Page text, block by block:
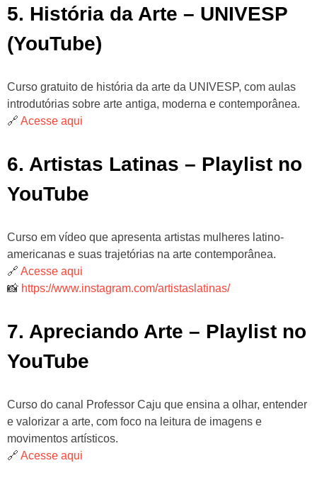
5. História da Arte – UNIVESP
(YouTube)
Curso gratuito de história da arte da UNIVESP, com aulas
introdutórias sobre arte antiga, moderna e contemporânea.
🔗 Acesse aqui
6. Artistas Latinas – Playlist no
YouTube
Curso em vídeo que apresenta artistas mulheres latino-
americanas e suas trajetórias na arte contemporânea.
🔗 Acesse aqui
📸 https://www.instagram.com/artistaslatinas/
7. Apreciando Arte – Playlist no
YouTube
Curso do canal Professor Caju que ensina a olhar, entender
e valorizar a arte, com foco na leitura de imagens e
movimentos artísticos.
🔗 Acesse aqui